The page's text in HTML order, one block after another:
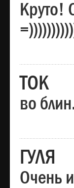
Круто!
ТОК
во
ГУЛЯ
Очень